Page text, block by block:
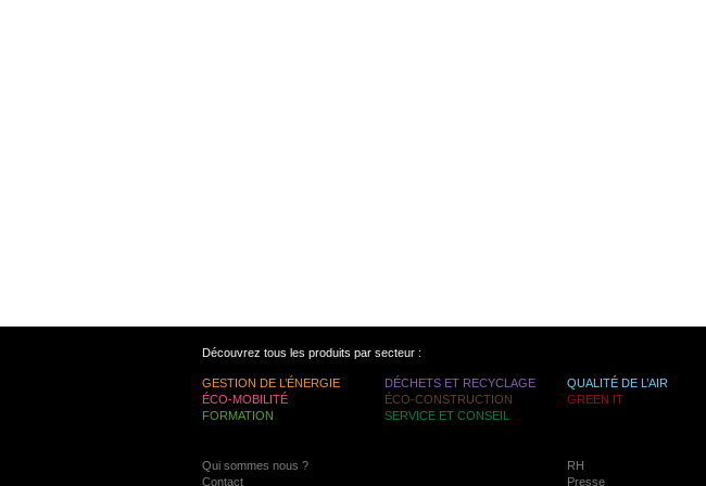
Découvrez tous les produits par secteur :
GESTION DE L’ÉNERGIE DÉCHETS ET RECYCLAGE QUALITÉ DE L’AIR
ÉCO-MOBILITÉ
ÉCO-CONSTRUCTION GREEN IT
FORMATION
SERVICE ET CONSEIL
Qui sommes nous ? RH
Contact
Presse